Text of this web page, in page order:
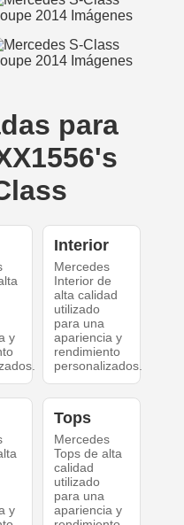
para
y
Interior
Mercedes
Interior de
alta calidad
utilizado
para una
apariencia y
rendimiento
personalizados.
y
Tops
Mercedes
Tops de alta
calidad
utilizado
para una
apariencia y